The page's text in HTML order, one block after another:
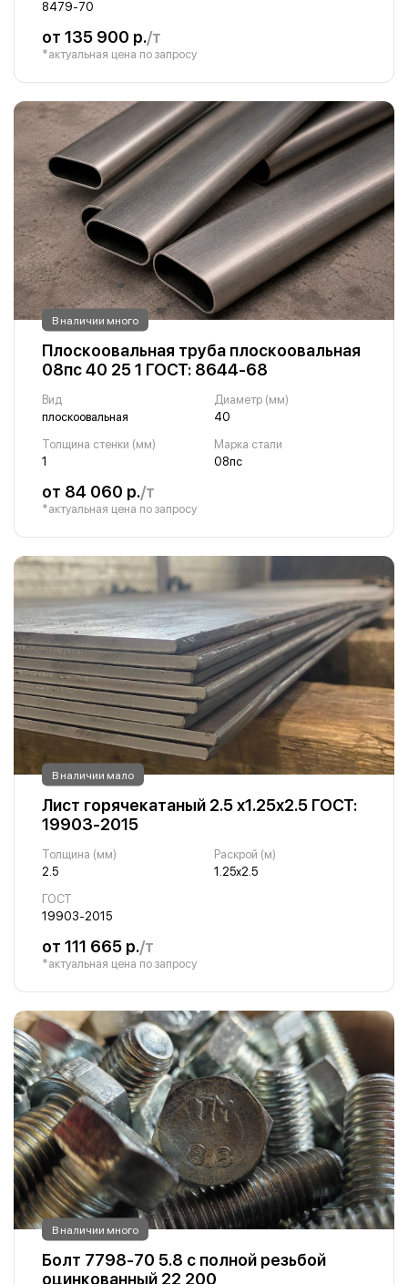
8479-70
от 135 900 р./т
*актуальная цена по запросу
В наличии много
Плоскоовальная труба плоскоовальная
08пс 40 25 1 ГОСТ: 8644-68
Вид
плоскоовальная
Диаметр (мм)
40
Толщина стенки (мм)
1
Марка стали
08пс
от 84 060 р./т
*актуальная цена по запросу
В наличии мало
Лист горячекатаный 2.5 х1.25х2.5 ГОСТ:
19903-2015
Толщина (мм)
2.5
Раскрой (м)
1.25х2.5
ГОСТ
19903-2015
от 111 665 р./т
*актуальная цена по запросу
В наличии много
Болт 7798-70 5.8 с полной резьбой
оцинкованный 22 200